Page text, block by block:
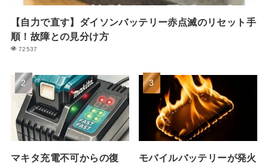
【自力で直す】ダイソンバッテリー赤点滅のリセット手
順！故障との見分け方
72537
マキタ充電不可からの復
モバイルバッテリーが発火